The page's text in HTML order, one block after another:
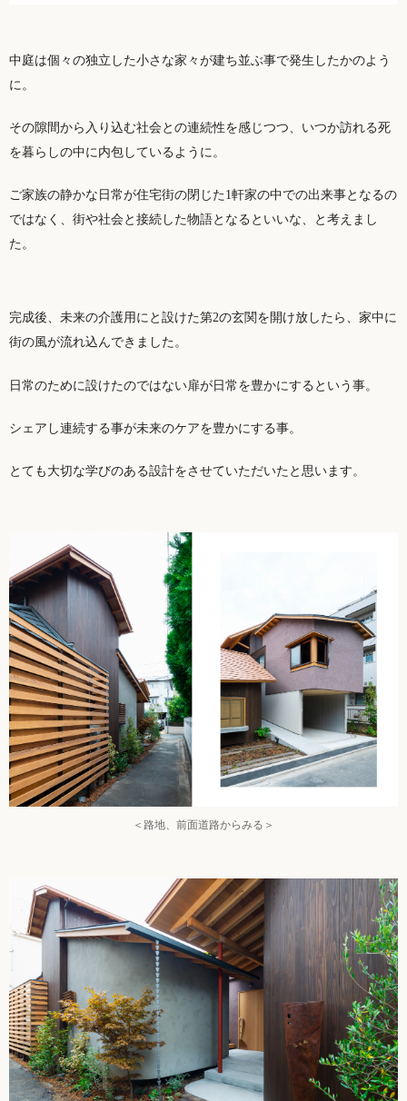
中庭は個々の独立した小さな家々が建ち並ぶ事で発生したかのよう
に。
その隙間から入り込む社会との連続性を感じつつ、いつか訪れる死
を暮らしの中に内包しているように。
ご家族の静かな日常が住宅街の閉じた1軒家の中での出来事となるの
ではなく、街や社会と接続した物語となるといいな、と考えまし
た。
完成後、未来の介護用にと設けた第2の玄関を開け放したら、家中に
街の風が流れ込んできました。
日常のために設けたのではない扉が日常を豊かにするという事。
シェアし連続する事が未来のケアを豊かにする事。
とても大切な学びのある設計をさせていただいたと思います。
＜路地、前面道路からみる＞